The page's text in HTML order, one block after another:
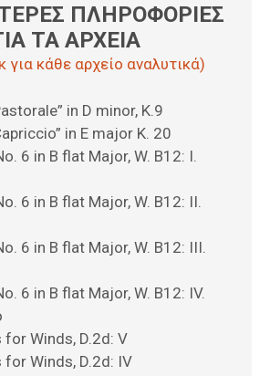
ΠΛΗΡΟΦΟΡΙΕΣ
ΤΑ ΑΡΧΕΙΑ
για κάθε αρχείο αναλυτικά)
in D minor, K.9
in E major K. 20
6 in B flat Major, W. B12: I.
6 in B flat Major, W. B12: II.
6 in B flat Major, W. B12: III.
6 in B flat Major, W. B12: IV.
for Winds, D.2d: V
for Winds, D.2d: IV